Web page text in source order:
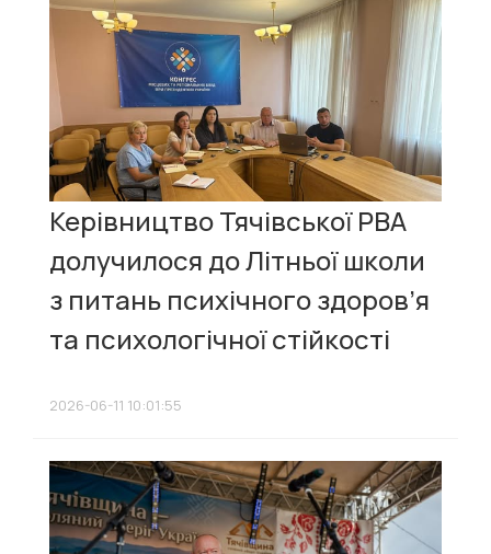
Керівництво Тячівської РВА
долучилося до Літньої школи
з питань психічного здоров’я
та психологічної стійкості
2026-06-11 10:01:55